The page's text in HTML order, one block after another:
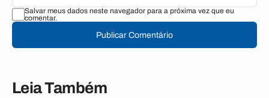
Salvar meus dados neste navegador para a próxima vez que eu
comentar.
Publicar Comentário
Leia Também